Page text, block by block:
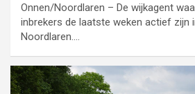
Onnen/Noordlaren – De wijkagent
inbrekers de laatste weken actief zijn
Noordlaren.…